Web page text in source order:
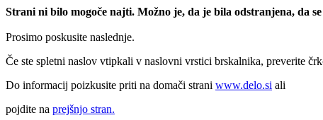
Strani ni bilo mogoče najti. Možno je, da je bila odstranjena, da
Prosimo poskusite naslednje.
Če ste spletni naslov vtipkali v naslovni vrstici brskalnika, preverite
Do informacij poizkusite priti na domači strani www.delo.si ali
pojdite na prejšnjo stran.